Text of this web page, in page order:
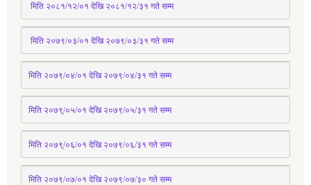
मिति २०८१/१२/०१ देखि २०८१/१२/३१ गते सम्म
मिति २०७९/०३/०१ देखि २०७९/०३/३१ गते सम्म
मिति २०७९/०४/०१ देखि २०७९/०४/३१ गते सम्म
मिति २०७९्/०५/०१ देखि २०७९/०५/३१ गते सम्म
मिति २०७९्/०६/०१ देखि २०७९/०६/३१ गते सम्म
मिति २०७९/०७/०१ देखि २०७९/०७/३० गते सम्म